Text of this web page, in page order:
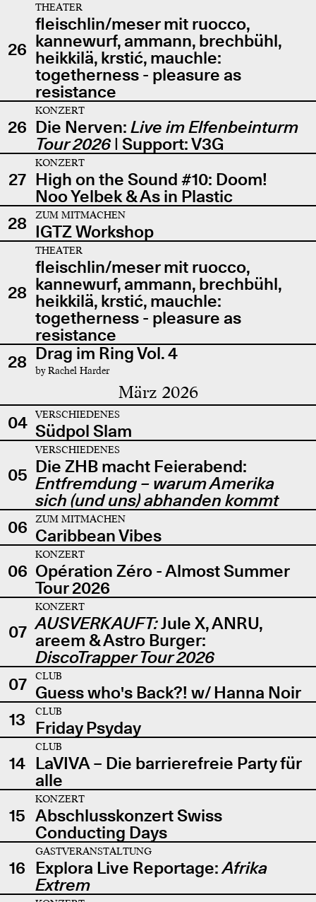
26
THEATER
fleischlin/meser mit ruocco,
kannewurf, ammann, brechbühl,
heikkilä, krstić, mauchle:
togetherness - pleasure as
resistance
26
KONZERT
Die Nerven: Live im Elfenbeinturm
Tour 2026| Support: V3G
27
KONZERT
High on the Sound #10: Doom!
Noo Yelbek & As in Plastic
28
ZUM MITMACHEN
IGTZ Workshop
28
THEATER
fleischlin/meser mit ruocco,
kannewurf, ammann, brechbühl,
heikkilä, krstić, mauchle:
togetherness - pleasure as
resistance
28 Drag im Ring Vol. 4
by Rachel Harder
März 2026
04 VERSCHIEDENES
Südpol Slam
05
VERSCHIEDENES
Die ZHB macht Feierabend:
Entfremdung – warum Amerika
sich (und uns) abhanden kommt
06
ZUM MITMACHEN
Caribbean Vibes
06
KONZERT
Opération Zéro - Almost Summer
Tour 2026
07
KONZERT
AUSVERKAUFT:Jule X, ANRU,
areem & Astro Burger:
DiscoTrapper Tour 2026
07
CLUB
Guess who's Back?! w/ Hanna Noir
13
CLUB
Friday Psyday
14
CLUB
LaVIVA – Die barrierefreie Party für
alle
15
KONZERT
Abschlusskonzert Swiss
Conducting Days
16
GASTVERANSTALTUNG
Explora Live Reportage:Afrika
Extrem